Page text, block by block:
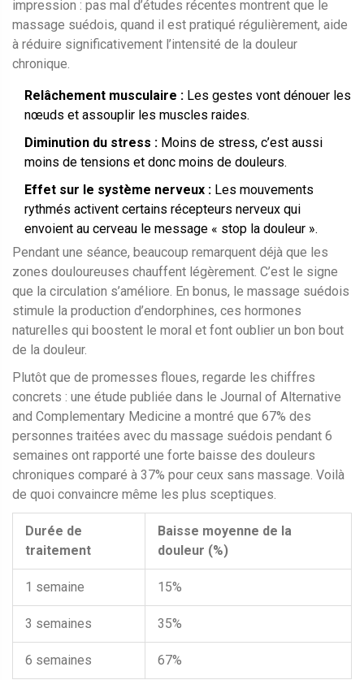
impression : pas mal d’études récentes montrent que le
massage suédois, quand il est pratiqué régulièrement, aide
à réduire significativement l’intensité de la douleur
chronique.
Relâchement musculaire : Les gestes vont dénouer les
nœuds et assouplir les muscles raides.
Diminution du stress : Moins de stress, c’est aussi
moins de tensions et donc moins de douleurs.
Effet sur le système nerveux : Les mouvements
rythmés activent certains récepteurs nerveux qui
envoient au cerveau le message « stop la douleur ».
Pendant une séance, beaucoup remarquent déjà que les
zones douloureuses chauffent légèrement. C’est le signe
que la circulation s’améliore. En bonus, le massage suédois
stimule la production d’endorphines, ces hormones
naturelles qui boostent le moral et font oublier un bon bout
de la douleur.
Plutôt que de promesses floues, regarde les chiffres
concrets : une étude publiée dans le Journal of Alternative
and Complementary Medicine a montré que 67% des
personnes traitées avec du massage suédois pendant 6
semaines ont rapporté une forte baisse des douleurs
chroniques comparé à 37% pour ceux sans massage. Voilà
de quoi convaincre même les plus sceptiques.
Durée de
traitement
Baisse moyenne de la
douleur (%)
1 semaine 15%
3 semaines 35%
6 semaines 67%